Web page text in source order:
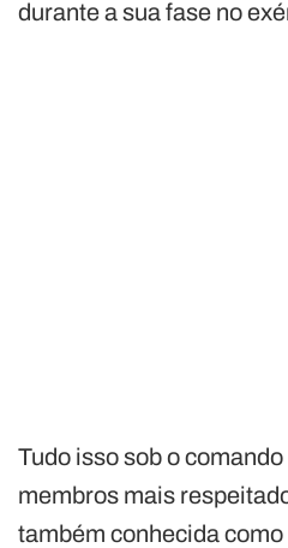
durante a sua fase no
Tudo isso sob o
membros mais
também conhecida como